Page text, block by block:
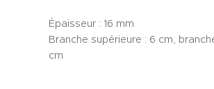
Épaisseur : 16 mm
Branche supérieure : 6 cm,
cm